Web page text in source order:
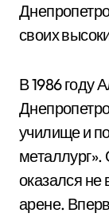
своих
В 1986 году
училище и
оказался не
арене.